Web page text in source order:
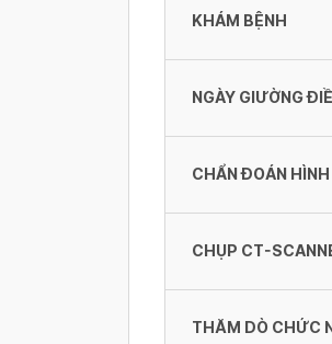
KHÁM BỆNH
Khám Nhi /
150,000 VND
Khám sức
250,000 VND
Khám Nội/
NGÀY GIƯỜNG
Giường Ngoại
1,000,000
Giường Ngoại
800,000 VND
CHẨN ĐOÁN
Chụp Xquang
160,000 VND
CHỤP CT-
Chụp cắt lớp
THĂM DÒ CHỨC